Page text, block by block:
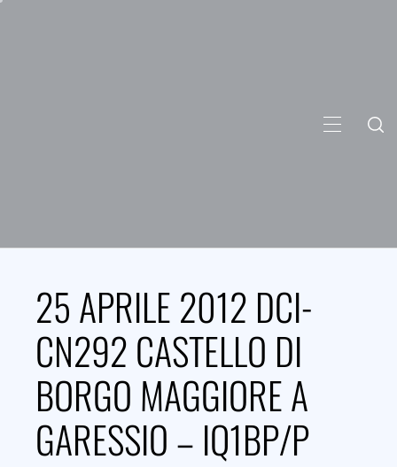
PRIMARY
25 APRILE 2012 DCI-
CN292 CASTELLO DI
BORGO MAGGIORE A
GARESSIO – IQ1BP/P